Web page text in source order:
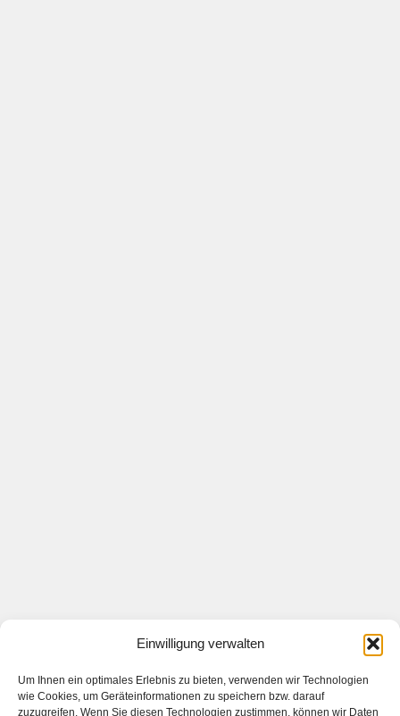
Einwilligung verwalten
Um Ihnen ein optimales Erlebnis zu bieten, verwenden wir Technologien
wie Cookies, um Geräteinformationen zu speichern bzw. darauf
zuzugreifen. Wenn Sie diesen Technologien zustimmen, können wir Daten